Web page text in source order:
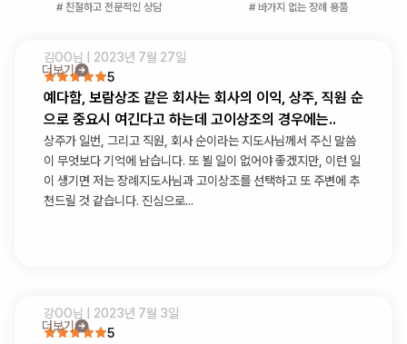
# 친절하고 전문적인 상담 # 바가지 없는 장례 용품
더보기
김OO님 | 2023년 7월 27일
5
예다함, 보람상조 같은 회사는 회사의 이익, 상주, 직원 순
으로 중요시 여긴다고 하는데 고이상조의 경우에는..
상주가 일번, 그리고 직원, 회사 순이라는 지도사님께서 주신 말씀
이 무엇보다 기억에 남습니다. 또 뵐 일이 없어야 좋겠지만, 이런 일
이 생기면 저는 장례지도사님과 고이상조를 선택하고 또 주변에 추
천드릴 것 같습니다. 진심으로...
더보기
강OO님 | 2023년 7월 3일
5